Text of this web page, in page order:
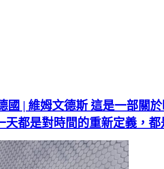
國 | 維姆文德斯 這是一部
都是對時間的重新定義，都